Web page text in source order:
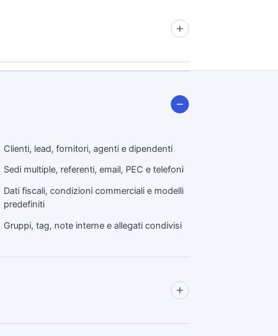
Clienti, lead, fornitori, agenti e dipendenti
Sedi multiple, referenti, email, PEC e telefoni
Dati fiscali, condizioni commerciali e modelli
predefiniti
Gruppi, tag, note interne e allegati condivisi